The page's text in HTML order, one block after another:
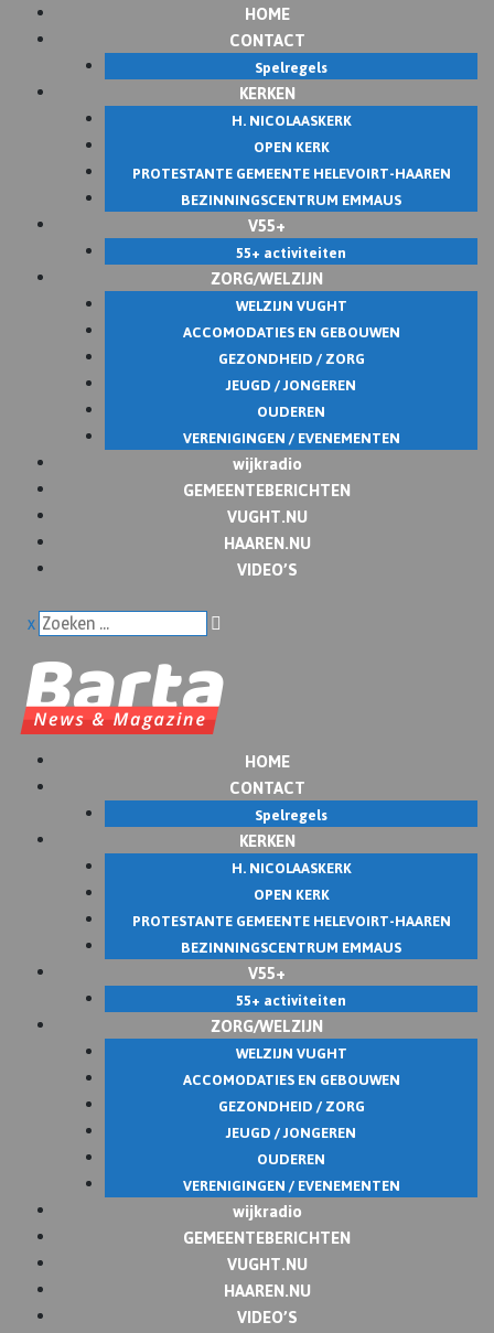
HOME
CONTACT
Spelregels
KERKEN
H. NICOLAASKERK
OPEN KERK
PROTESTANTE GEMEENTE HELEVOIRT-HAAREN
BEZINNINGSCENTRUM EMMAUS
V55+
55+ activiteiten
ZORG/WELZIJN
WELZIJN VUGHT
ACCOMODATIES EN GEBOUWEN
GEZONDHEID / ZORG
JEUGD / JONGEREN
OUDEREN
VERENIGINGEN / EVENEMENTEN
wijkradio
GEMEENTEBERICHTEN
VUGHT.NU
HAAREN.NU
VIDEO’S
x
HOME
CONTACT
Spelregels
KERKEN
H. NICOLAASKERK
OPEN KERK
PROTESTANTE GEMEENTE HELEVOIRT-HAAREN
BEZINNINGSCENTRUM EMMAUS
V55+
55+ activiteiten
ZORG/WELZIJN
WELZIJN VUGHT
ACCOMODATIES EN GEBOUWEN
GEZONDHEID / ZORG
JEUGD / JONGEREN
OUDEREN
VERENIGINGEN / EVENEMENTEN
wijkradio
GEMEENTEBERICHTEN
VUGHT.NU
HAAREN.NU
VIDEO’S